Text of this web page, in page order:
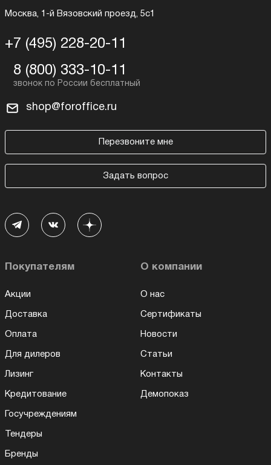
Москва, 1-й Вязовский проезд, 5с1
+7 (495) 228-20-11
8 (800) 333-10-11
shop@foroffice.ru
Перезвоните мне
Задать вопрос
Покупателям
Акции
Доставка
Оплата
Для дилеров
Лизинг
Кредитование
Госучреждениям
Тендеры
Бренды
О компании
О нас
Сертификаты
Новости
Статьи
Контакты
Демопоказ